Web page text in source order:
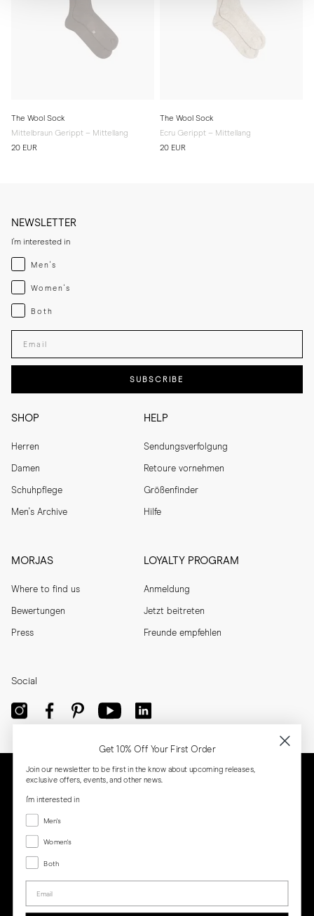
The Wool Sock
Mittelbraun Gerippt – Mittellang
20 EUR
The Wool Sock
Ecru Gerippt – Mittellang
20 EUR
SHOP
Herren
Damen
Schuhpflege
Men's Archive
HELP
Sendungsverfolgung
Retoure vornehmen
Größenfinder
Hilfe
MORJAS
Where to find us
Bewertungen
Press
LOYALTY PROGRAM
Anmeldung
Jetzt beitreten
Freunde empfehlen
NEWSLETTER
I'm interested in
Menswear
Men's
Womenswear
Women's
Both
Both
Enter your email adress
SUBSCRIBE
Social
Get 10% Off Your First Order
Join our newsletter to be first in the know about upcoming releases,
exclusive offers, events, and other news.
I'm interested in
Menswear
Men's
Women's
Women's
Both
Both
Email